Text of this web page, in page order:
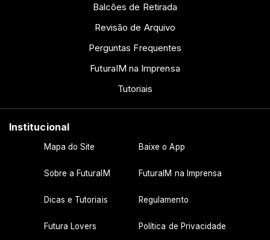
Balcões de Retirada
Revisão de Arquivo
Perguntas Frequentes
FuturaIM na Imprensa
Tutoriais
Institucional
Mapa do Site Baixe o App
Sobre a FuturaIM FuturaIM na Imprensa
Dicas e Tutoriais Regulamento
Futura Lovers Política de Privacidade